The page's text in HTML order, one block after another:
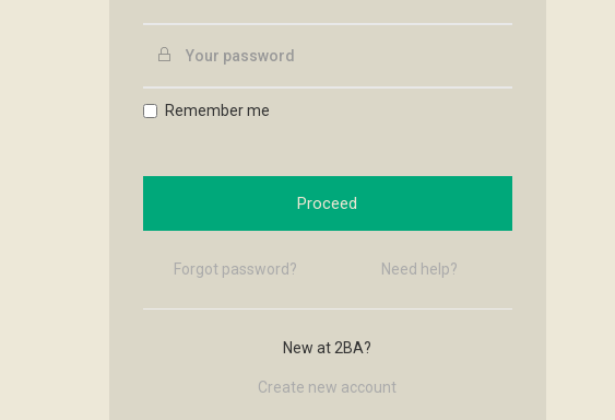
Remember me
Proceed
Forgot password? Need help?
New at 2BA?
Create new account